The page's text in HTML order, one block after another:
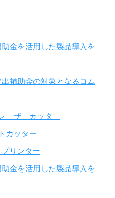
助金を活用した製品導入を
出補助金の対象となるコム
ーザーカッター
カッター
リンター
助金を活用した製品導入を